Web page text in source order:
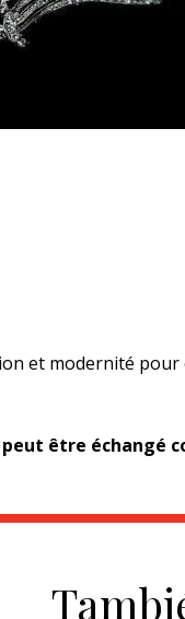
et modernité pour
être échangé